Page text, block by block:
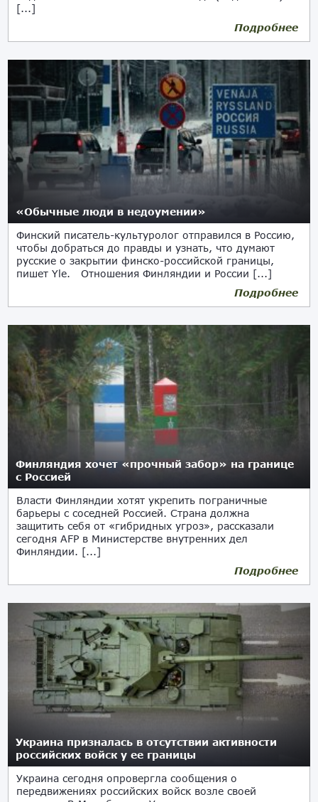
[...]
Подробнее
«Обычные люди в недоумении»
Финский писатель-культуролог отправился в Россию,
чтобы добраться до правды и узнать, что думают
русские о закрытии финско-российской границы,
пишет Yle. Отношения Финляндии и России [...]
Подробнее
Финляндия хочет «прочный забор» на границе
с Россией
Власти Финляндии хотят укрепить пограничные
барьеры с соседней Россией. Страна должна
защитить себя от «гибридных угроз», рассказали
сегодня AFP в Министерстве внутренних дел
Финляндии. [...]
Подробнее
Украина призналась в отсутствии активности
российских войск у ее границы
Украина сегодня опровергла сообщения о
передвижениях российских войск возле своей